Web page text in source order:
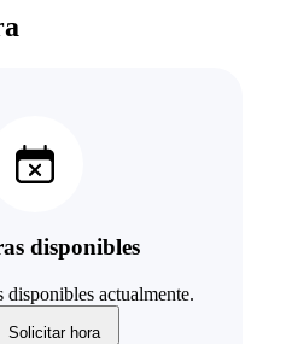
disponibles
disponibles actualmente.
Solicitar hora